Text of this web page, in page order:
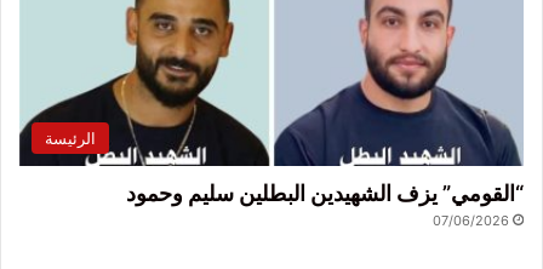
الرئيسة
“القومي” يزف الشهيدين البطلين سليم وحمود
07/06/2026